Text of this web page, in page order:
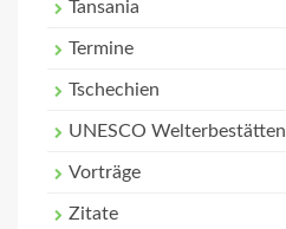
Tansania
Termine
Tschechien
UNESCO Welterbestätten
Vorträge
Zitate